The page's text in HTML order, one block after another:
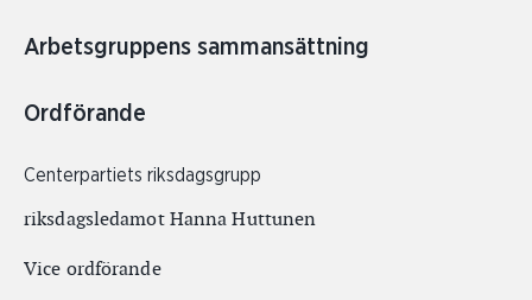
Arbetsgruppens sammansättning
Ordförande
Centerpartiets riksdagsgrupp
riksdagsledamot Hanna Huttunen
Vice ordförande